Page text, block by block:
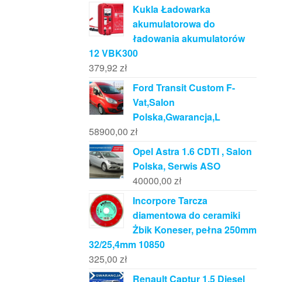
Kukla Ładowarka
akumulatorowa do
ładowania akumulatorów
12 VBK300
379,92 zł
Ford Transit Custom F-
Vat,Salon
Polska,Gwarancja,L
58900,00 zł
Opel Astra 1.6 CDTI , Salon
Polska, Serwis ASO
40000,00 zł
Incorpore Tarcza
diamentowa do ceramiki
Żbik Koneser, pełna 250mm
32/25,4mm 10850
325,00 zł
Renault Captur 1.5 Diesel